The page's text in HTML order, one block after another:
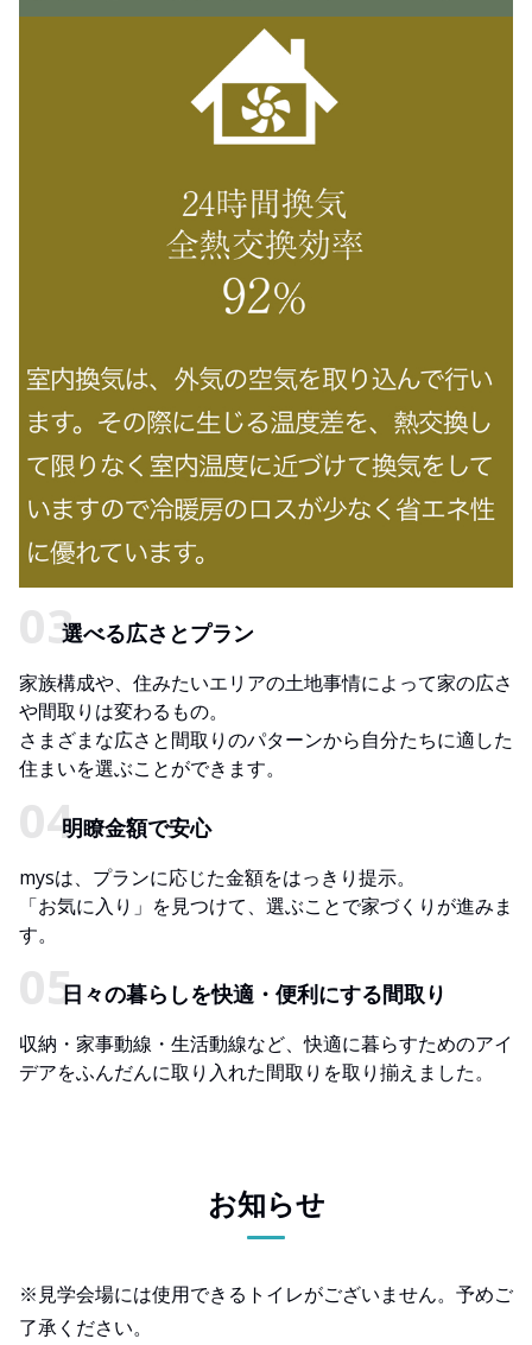
選べる広さとプラン
家族構成や、住みたいエリアの土地事情によって家の広さ
や間取りは変わるもの。
さまざまな広さと間取りのパターンから自分たちに適した
住まいを選ぶことができます。
明瞭金額で安心
mysは、プランに応じた金額をはっきり提示。
「お気に入り」を見つけて、選ぶことで家づくりが進みま
す。
日々の暮らしを快適・便利にする間取り
収納・家事動線・生活動線など、快適に暮らすためのアイ
デアをふんだんに取り入れた間取りを取り揃えました。
お知らせ
※見学会場には使用できるトイレがございません。予めご
了承ください。